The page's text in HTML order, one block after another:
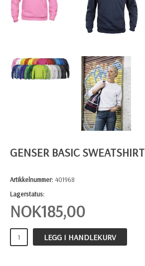
GENSER BASIC SWEATSHIRT
Artikkelnummer: 401968
Lagerstatus:
NOK185,00
LEGG I HANDLEKURV